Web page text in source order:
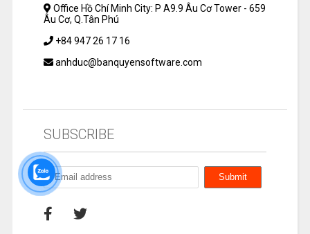
Office Hồ Chí Minh City: P A9.9 Âu Cơ Tower - 659
Âu Cơ, Q.Tân Phú
+84 947 26 17 16
anhduc@banquyensoftware.com
SUBSCRIBE